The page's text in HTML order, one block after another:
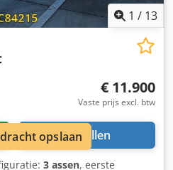
1 / 13
€ 11.900
Vaste prijs excl. btw
Bellen
3 assen, eerste
opslaan